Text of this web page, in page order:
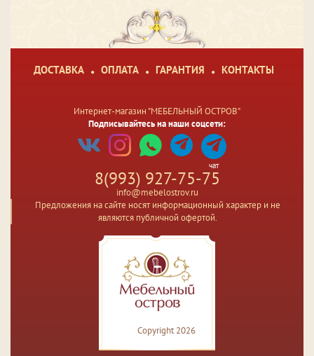
ДОСТАВКА ОПЛАТА ГАРАНТИЯ КОНТАКТЫ
Интернет-магазин "МЕБЕЛЬНЫЙ ОСТРОВ"
Подписывайтесь на наши соцсети:
чат
8(993) 927-75-75
info@mebelostrov.ru
Предложения на сайте носят информационный характер и не
являются публичной офертой.
Copyright 2026